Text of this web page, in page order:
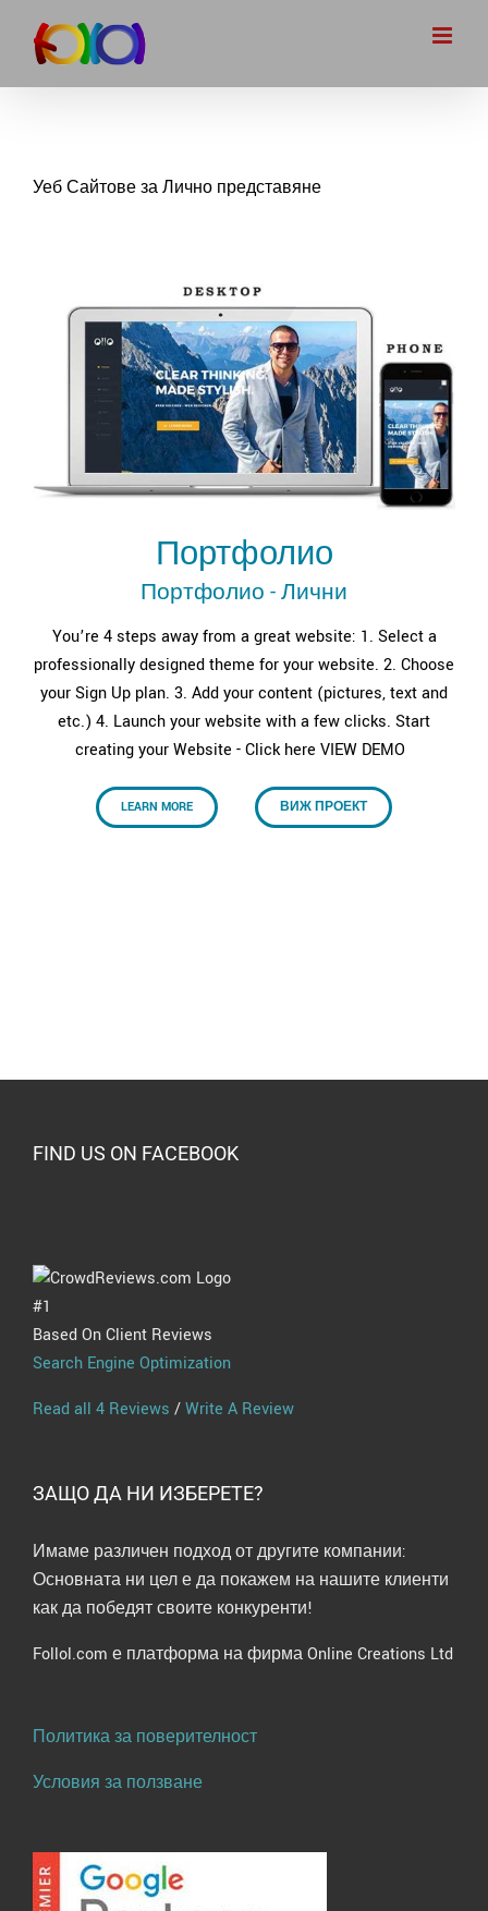
content
Уеб Сайтове за Лично представяне
Портфолио
Портфолио - Лични
You’re 4 steps away from a great website: 1. Select a
professionally designed theme for your website. 2. Choose
your Sign Up plan. 3. Add your content (pictures, text and
etc.) 4. Launch your website with a few clicks. Start
creating your Website - Click here VIEW DEMO
LEARN MORE ВИЖ ПРОЕКТ
FIND US ON FACEBOOK
#1
Based On Client Reviews
Search Engine Optimization
Read all 4 Reviews /Write A Review
ЗАЩО ДА НИ ИЗБЕРЕТЕ?
Имаме различен подход от другите компании:
Основната ни цел е да покажем на нашите клиенти
как да победят своите конкуренти!
Follol.com е платформа на фирма Online Creations Ltd
Политика за поверителност
Условия за ползване